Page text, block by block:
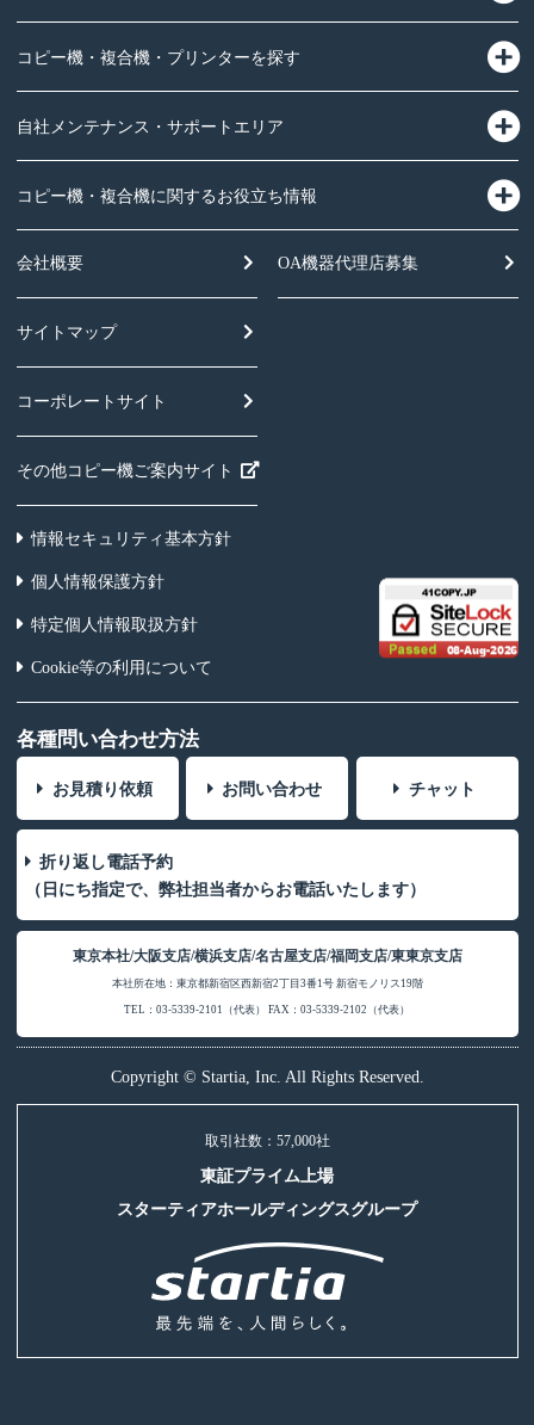
コピー機・複合機・プリンターを探す
自社メンテナンス・サポートエリア
コピー機・複合機に関するお役立ち情報
会社概要
サイトマップ
コーポレートサイト
その他コピー機ご案内サイト
OA機器代理店募集
情報セキュリティ基本方針
個人情報保護方針
特定個人情報取扱方針
Cookie等の利用について
各種問い合わせ方法
お見積り依頼 お問い合わせ チャット
折り返し電話予約
（日にち指定で、弊社担当者からお電話いたします）
東京本社/大阪支店/横浜支店/名古屋支店/福岡支店/東東京支店
本社所在地：東京都新宿区西新宿2丁目3番1号 新宿モノリス19階
TEL：03-5339-2101（代表） FAX：03-5339-2102（代表）
Copyright © Startia, Inc. All Rights Reserved.
取引社数：57,000社
東証プライム上場
スターティアホールディングスグループ